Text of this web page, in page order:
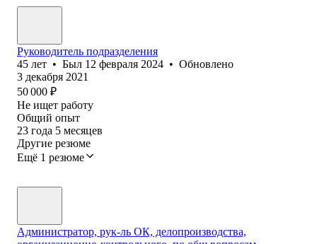
Руководитель подразделения
45 лет • Был 12 февраля 2024 • Обновлено
3 декабря 2021
50 000 ₽
Не ищет работу
Общий опыт
23 года 5 месяцев
Другие резюме
Ещё 1 резюме
Администратор, рук-ль ОК, делопроизводства,